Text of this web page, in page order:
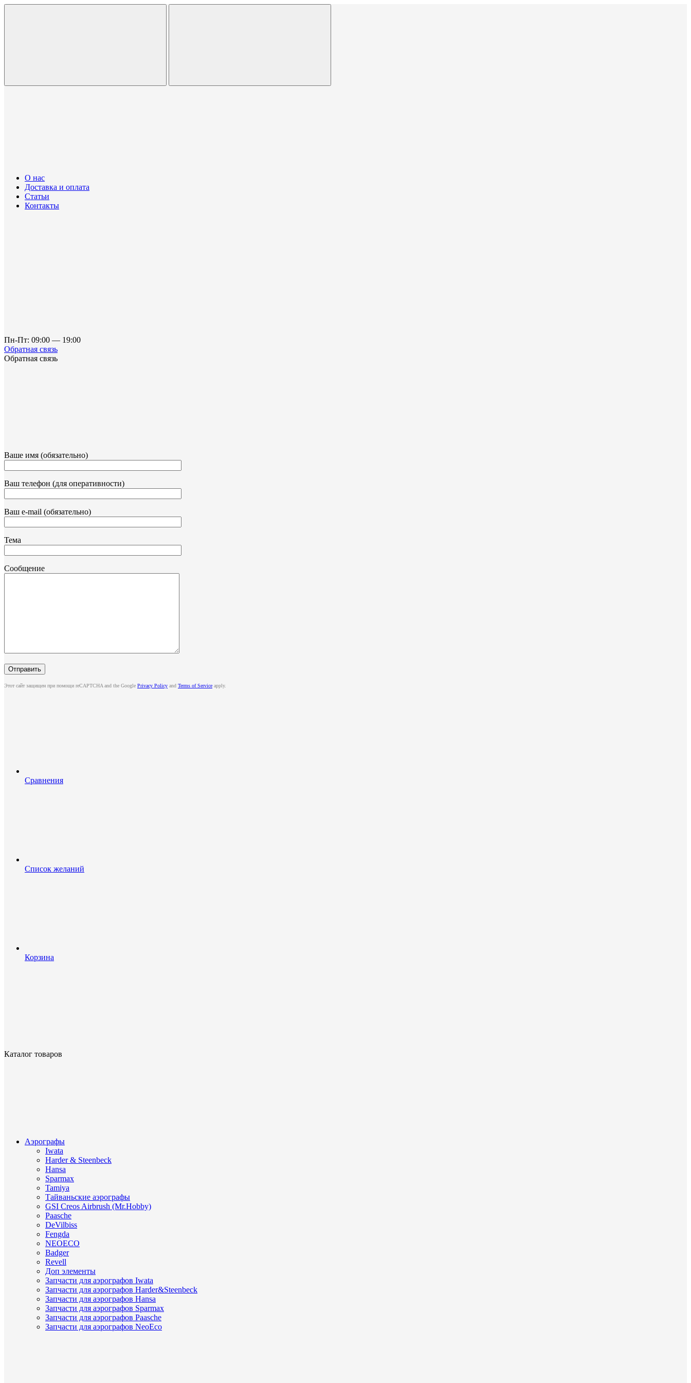
О нас
Доставка и оплата
Статьи
Контакты
Пн-Пт: 09:00 — 19:00
Обратная связь
Обратная связь
Ваше имя (обязательно)
Ваш телефон (для оперативности)
Ваш e-mail (обязательно)
Тема
Сообщение
Этот сайт защищен при помощи reCAPTCHA and the Google Privacy Policy and Terms of Service apply.
Сравнения
Список желаний
Корзина
Каталог товаров
Аэрографы
Iwata
Harder & Steenbeck
Hansa
Sparmax
Tamiya
Тайваньские аэрографы
GSI Creos Airbrush (Mr.Hobby)
Paasche
DeVilbiss
Fengda
NEOECO
Badger
Revell
Доп элементы
Запчасти для аэрографов Iwata
Запчасти для аэрографов Harder&Steenbeck
Запчасти для аэрографов Hansa
Запчасти для аэрографов Sparmax
Запчасти для аэрографов Paasche
Запчасти для аэрографов NeoEco